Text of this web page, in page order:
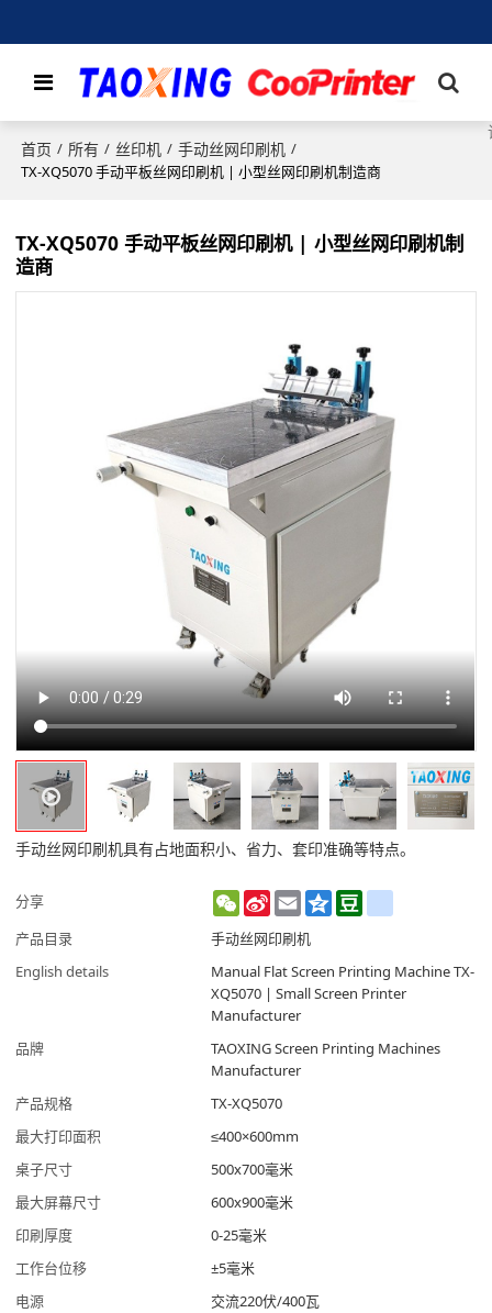
首页 / 所有 / 丝印机 / 手动丝网印刷机 /
TX-XQ5070 手动平板丝网印刷机 | 小型丝网印刷机制造商
TX-XQ5070 手动平板丝网印刷机 | 小型丝网印刷机制
造商
手动丝网印刷机具有占地面积小、省力、套印准确等特点。
分享 WeChat
Sina
Weibo
EmailQzone
产品目录
手动丝网印刷机
English details
Manual Flat Screen Printing Machine TX-
XQ5070 | Small Screen Printer
Manufacturer
品牌
TAOXING Screen Printing Machines
Manufacturer
产品规格
TX-XQ5070
最大打印面积
≤400×600mm
桌子尺寸
500x700毫米
最大屏幕尺寸
600x900毫米
印刷厚度
0-25毫米
工作台位移
±5毫米
电源
交流220伏/400瓦